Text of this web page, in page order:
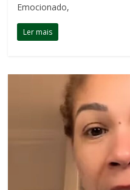
Emocionado,
Ler mais